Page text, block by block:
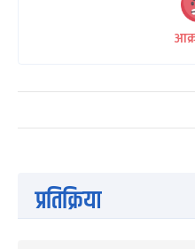
प्रतिक्रिया